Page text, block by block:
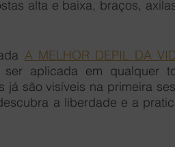
alta e baixa, braços,
A MELHOR DEPIL DA
aplicada em qualquer
já são visíveis na primeira
a liberdade e a